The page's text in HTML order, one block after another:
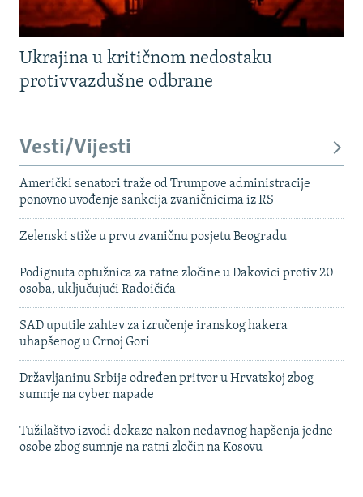
Ukrajina u kritičnom nedostaku
protivvazdušne odbrane
Vesti/Vijesti
Američki senatori traže od Trumpove administracije
ponovno uvođenje sankcija zvaničnicima iz RS
Zelenski stiže u prvu zvaničnu posjetu Beogradu
Podignuta optužnica za ratne zločine u Đakovici protiv 20
osoba, uključujući Radoičića
SAD uputile zahtev za izručenje iranskog hakera
uhapšenog u Crnoj Gori
Državljaninu Srbije određen pritvor u Hrvatskoj zbog
sumnje na cyber napade
Tužilaštvo izvodi dokaze nakon nedavnog hapšenja jedne
osobe zbog sumnje na ratni zločin na Kosovu